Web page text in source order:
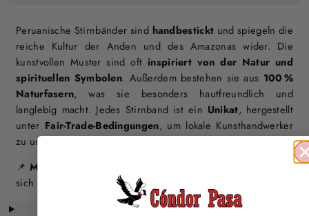
Peruanische Stirnbänder sind handbestickt und spiegeln die
reiche Kultur der Anden und des Amazonas wider. Die
kunstvollen Muster sind oft inspiriert von der Natur und
spirituellen Symbolen. Außerdem bestehen sie aus 100 %
Naturfasern, was sie besonders hautfreundlich und
langlebig macht. Jedes Stirnband ist ein Unikat, hergestellt
unter Fair-Trade-Bedingungen, um lokale Kunsthandwerker
zu unterstützen.
📌Mehr entdecken?
sich perfekt mit unseren Stirnbändern kombinieren!